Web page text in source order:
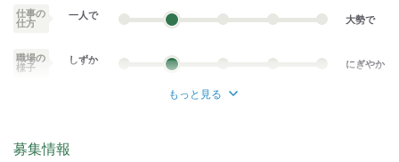
仕事の
仕方
一人で 大勢で
職場の
様子
しずか にぎやか
個性が生かせる
もっと見る
募集情報